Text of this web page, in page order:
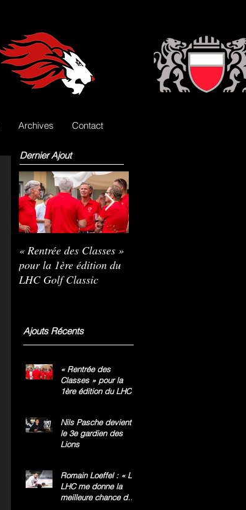
Archives Contact
Dernier Ajout
« Rentrée des Classes »
pour la 1ère édition du
LHC Golf Classic
Ajouts Récents
« Rentrée des
Classes » pour la
1ère édition du LHC
Nils Pasche devient
le 3e gardien des
Lions
Romain Loeffel : « Le
LHC me donne la
meilleure chance de